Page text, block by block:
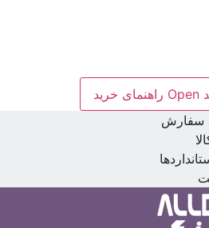
Open راهنمای خرید
سفارش